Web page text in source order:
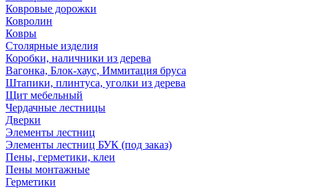
Ковровые дорожки
Ковролин
Ковры
Столярные изделия
Коробки, наличники из дерева
Вагонка, Блок-хаус, Иммитация бруса
Штапики, плинтуса, уголки из дерева
Щит мебельный
Чердачные лестницы
Дверки
Элементы лестниц
Элементы лестниц БУК (под заказ)
Пены, герметики, клеи
Пены монтажные
Герметики